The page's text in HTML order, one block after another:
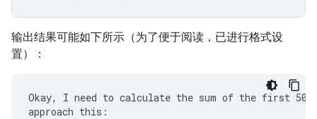
输出结果可能如下所示（为了便于阅读，已进行格式设
置）：
Okay, I need to calculate the sum of the first 50
approach this: